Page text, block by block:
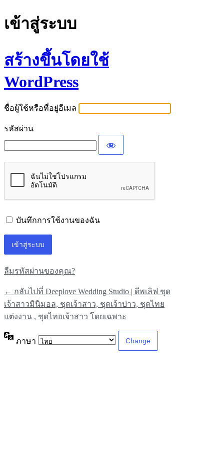
เข้าสู่ระบบ
สร้างขึ้นโดยใช้
WordPress
ชื่อผู้ใช้หรือที่อยู่อีเมล
รหัสผ่าน
บันทึกการใช้งานของฉัน
ลืมรหัสผ่านของคุณ?
← กลับไปที่ Deeplove Wedding Studio | ดีพเลิฟ ชุด
เจ้าสาวมินิมอล, ชุดเจ้าสาว, ชุดเจ้าบ่าว, ชุดไทย
แต่งงาน , ชุดไทยเจ้าสาว โดยเฉพาะ
ภาษา